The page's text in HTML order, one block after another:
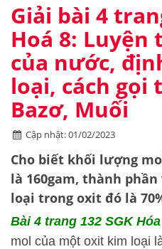
Giải bài 4
Hoá 8:
của nước,
loại, cách gọi
Bazơ, Muối
Cập nhật: 01/02/2023
Cho biết khối lượng
là 160gam, thành
loại trong oxit đó là
Bài 4 trang 132 SGK
mol của một oxit kim loại